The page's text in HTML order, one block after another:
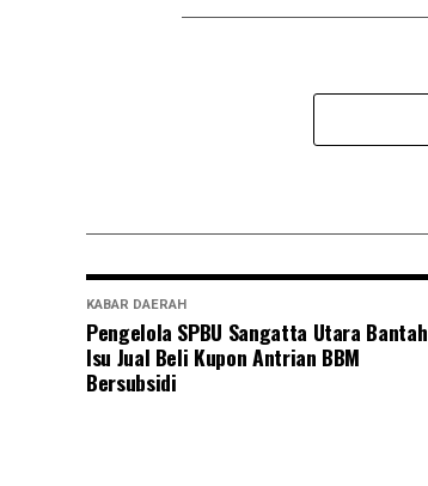
KABAR DAERAH
Pengelola SPBU Sangatta Utara Bantah
Isu Jual Beli Kupon Antrian BBM
Bersubsidi